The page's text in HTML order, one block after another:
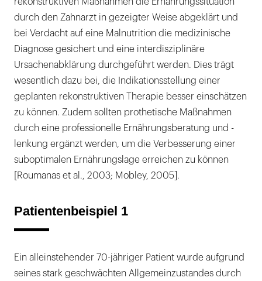
durch den Zahnarzt in gezeigter Weise abgeklärt und
bei Verdacht auf eine Malnutrition die medizinische
Diagnose gesichert und eine interdisziplinäre
Ursachenabklärung durchgeführt werden. Dies trägt
wesentlich dazu bei, die Indikationsstellung einer
geplanten rekonstruktiven Therapie besser einschätzen
zu können. Zudem sollten prothetische Maßnahmen
durch eine professionelle Ernährungsberatung und -
lenkung ergänzt werden, um die Verbesserung einer
suboptimalen Ernährungslage erreichen zu können
[Roumanas et al., 2003; Mobley, 2005].
Patientenbeispiel 1
Ein alleinstehender 70-jähriger Patient wurde aufgrund
seines stark geschwächten Allgemeinzustandes durch